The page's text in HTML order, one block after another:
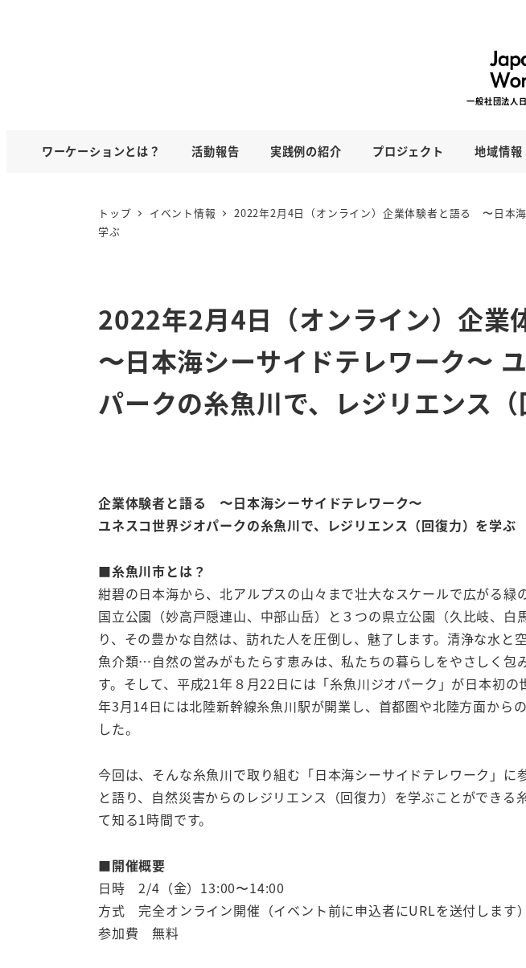
ワーケーションとは？ 活動報告 実践例の紹介 プロジェクト 地域情報
トップ イベント情報
2022年2月4日（オンライン）企業体験者と語る 〜日本
学ぶ
2022年2月4日（オンライン）企業
〜日本海シーサイドテレワーク〜
パークの糸魚川で、レジリエンス
企業体験者と語る 〜日本海シーサイドテレワーク〜
ユネスコ世界ジオパークの糸魚川で、レジリエンス（回復力）を学ぶ
■糸魚川市とは？
紺碧の日本海から、北アルプスの山々まで壮大なスケールで広がる緑
国立公園（妙高戸隠連山、中部山岳）と３つの県立公園（久比岐、白
り、その豊かな自然は、訪れた人を圧倒し、魅了します。清浄な水と
魚介類…自然の営みがもたらす恵みは、私たちの暮らしをやさしく包
す。そして、平成21年８月22日には「糸魚川ジオパーク」が日本初
年3月14日には北陸新幹線糸魚川駅が開業し、首都圏や北陸方面から
した。
今回は、そんな糸魚川で取り組む「日本海シーサイドテレワーク」に
と語り、自然災害からのレジリエンス（回復力）を学ぶことができる
て知る1時間です。
■開催概要
日時 2/4（金）13:00〜14:00
方式 完全オンライン開催（イベント前に申込者にURLを送付します）
参加費 無料